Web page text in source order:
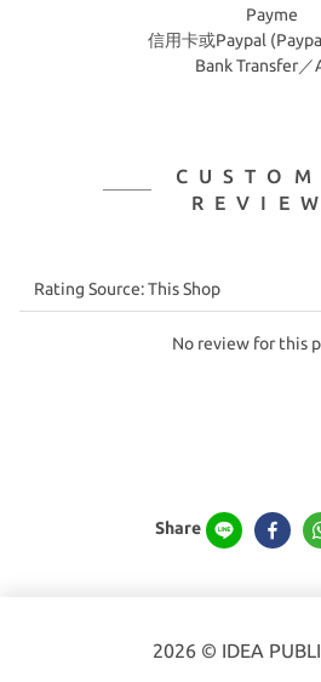
Payme
信用卡或Paypal
Bank Transfer／
No review for this
Share
2026 © IDEA